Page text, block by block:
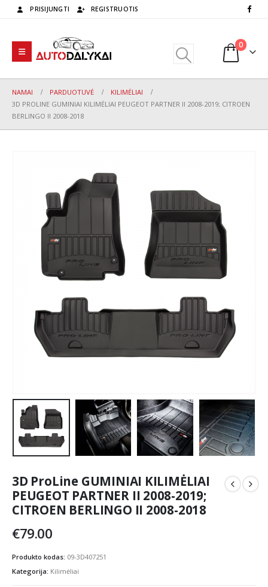
PRISIJUNGTI REGISTRUOTIS
0
NAMAI PARDUOTUVĖ
KILIMĖLIAI
3D PROLINE GUMINIAI KILIMĖLIAI PEUGEOT PARTNER II 2008-2019; CITROEN
BERLINGO II 2008-2018
3D ProLine GUMINIAI KILIMĖLIAI
PEUGEOT PARTNER II 2008-2019;
CITROEN BERLINGO II 2008-2018
€79.00
Produkto kodas: 09-3D407251
Kategorija: Kilimėliai